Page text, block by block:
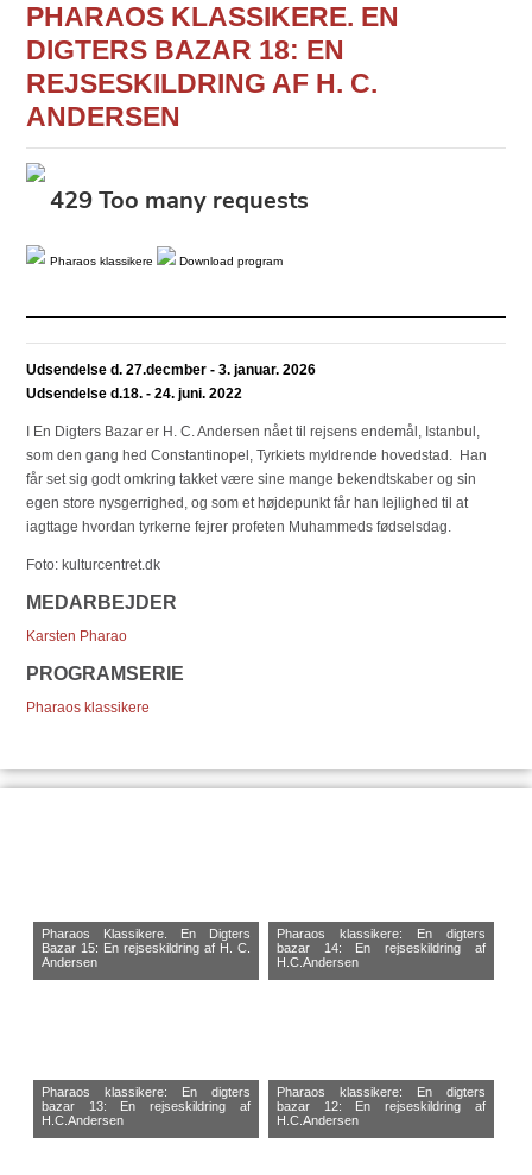
PHARAOS KLASSIKERE. EN
DIGTERS BAZAR 18: EN
REJSESKILDRING AF H. C.
ANDERSEN
Pharaos klassikere Download program
Udsendelse d. 27.decmber - 3. januar. 2026
Udsendelse d.18. - 24. juni. 2022
I En Digters Bazar er H. C. Andersen nået til rejsens endemål, Istanbul,
som den gang hed Constantinopel, Tyrkiets myldrende hovedstad. Han
får set sig godt omkring takket være sine mange bekendtskaber og sin
egen store nysgerrighed, og som et højdepunkt får han lejlighed til at
iagttage hvordan tyrkerne fejrer profeten Muhammeds fødselsdag.
Foto: kulturcentret.dk
MEDARBEJDER
Karsten Pharao
PROGRAMSERIE
Pharaos klassikere
Pharaos Klassikere. En Digters
Bazar 15: En rejseskildring af H. C.
Andersen
Pharaos klassikere: En digters
bazar 14: En rejseskildring af
H.C.Andersen
Pharaos klassikere: En digters
bazar 13: En rejseskildring af
H.C.Andersen
Pharaos klassikere: En digters
bazar 12: En rejseskildring af
H.C.Andersen